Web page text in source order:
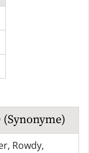
(Synonyme)
, Rowdy,